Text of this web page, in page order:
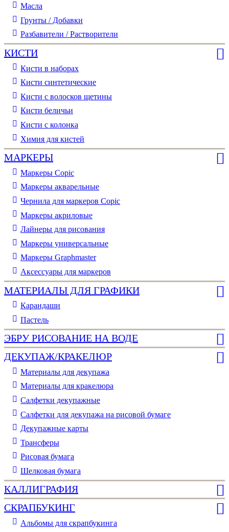
Масла
Грунты / Добавки
Разбавители / Растворители
КИСТИ
Кисти в наборах
Кисти синтетические
Кисти с волосков щетины
Кисти беличьи
Кисти с колонка
Химия для кистей
МАРКЕРЫ
Маркеры Copic
Маркеры акварельные
Чернила для маркеров Copic
Маркеры акриловые
Лайнеры для рисования
Маркеры универсальные
Маркеры Graphmaster
Аксессуары для маркеров
МАТЕРИАЛЫ ДЛЯ ГРАФИКИ
Карандаши
Пастель
ЭБРУ РИСОВАНИЕ НА ВОДЕ
ДЕКУПАЖ/КРАКЕЛЮР
Материалы для декупажа
Материалы для кракелюра
Cалфетки декупажные
Салфетки для декупажа на рисовой бумаге
Декупажные карты
Трансферы
Рисовая бумага
Шелковая бумага
КАЛЛИГРАФИЯ
СКРАПБУКИНГ
Альбомы для скрапбукинга